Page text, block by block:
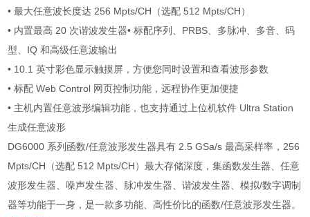
• 最大任意波长度达 256 Mpts/CH（选配 512 Mpts/CH）
• 内置最高 20 次谐波发生器• 标配序列、PRBS、多脉冲、多音、码
型、IQ 和高级任意波输出
• 10.1 英寸彩色显示触摸屏，方便您同时设置和查看波形参数
• 标配 Web Control 网页控制功能，远程协作更加便捷
• 主机内置任意波形编辑功能，也支持通过上位机软件 Ultra Station
生成任意波形
DG6000 系列函数/任意波形发生器具有 2.5 GSa/s 最高采样率，256
Mpts/CH（选配 512 Mpts/CH）最大存储深度，集函数发生器、任意
波形发生器、噪声发生器、脉冲发生器、谐波发生器、模拟/数字调制
器等功能于一身，是一款多功能、高性价比的函数/任意波形发生器。